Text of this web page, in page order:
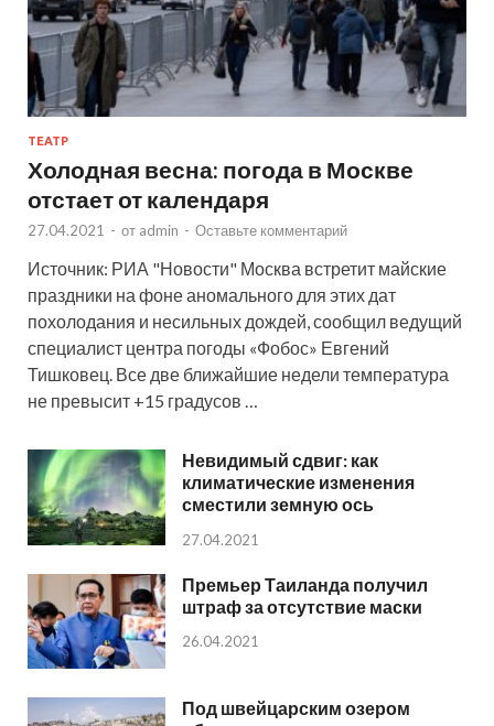
ТЕАТР
Холодная весна: погода в Москве
отстает от календаря
27.04.2021 - от admin - Оставьте комментарий
Источник: РИА "Новости" Москва встретит майские
праздники на фоне аномального для этих дат
похолодания и несильных дождей, сообщил ведущий
специалист центра погоды «Фобос» Евгений
Тишковец. Все две ближайшие недели температура
не превысит +15 градусов …
Невидимый сдвиг: как
климатические изменения
сместили земную ось
27.04.2021
Премьер Таиланда получил
штраф за отсутствие маски
26.04.2021
Под швейцарским озером